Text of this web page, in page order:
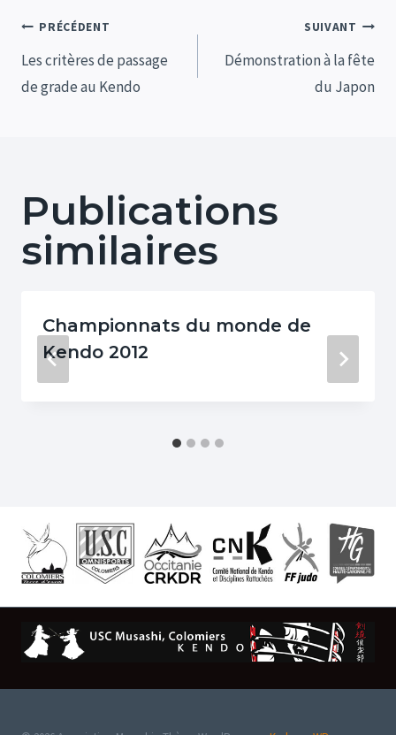
Navigation
de
l’article
PRÉCÉDENT
Les critères de passage
de grade au Kendo
SUIVANT
Démonstration à la fête
du Japon
Publications
similaires
Championnats du monde de
Kendo 2012